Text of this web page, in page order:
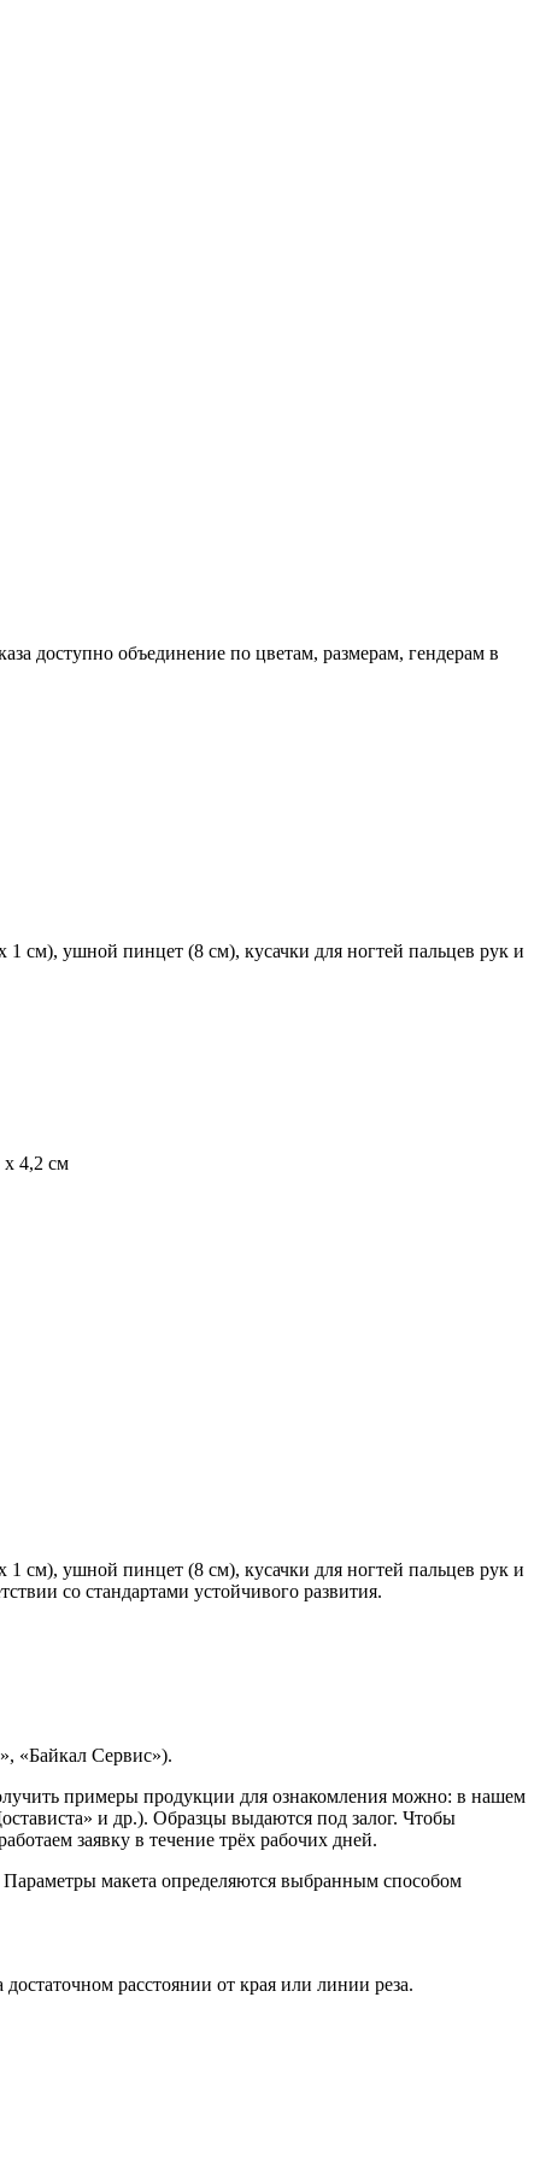
доступно объединение по цветам, размерам, гендерам в
см), ушной пинцет (8 см), кусачки для ногтей пальцев рук и
x 4,2 см
см), ушной пинцет (8 см), кусачки для ногтей пальцев рук и
со стандартами устойчивого развития.
«Байкал Сервис»).
примеры продукции для ознакомления можно: в нашем
и др.). Образцы выдаются под залог. Чтобы
заявку в течение трёх рабочих дней.
макета определяются выбранным способом
расстоянии от края или линии реза.